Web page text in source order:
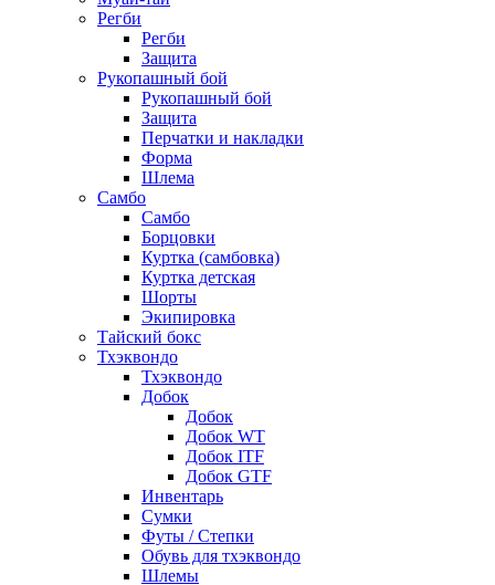
Регби
Регби
Защита
Рукопашный бой
Рукопашный бой
Защита
Перчатки и накладки
Форма
Шлема
Самбо
Самбо
Борцовки
Куртка (самбовка)
Куртка детская
Шорты
Экипировка
Тайский бокс
Тхэквондо
Тхэквондо
Добок
Добок
Добок WT
Добок ITF
Добок GTF
Инвентарь
Сумки
Футы / Степки
Обувь для тхэквондо
Шлемы